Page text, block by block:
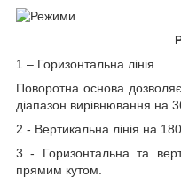
1 – Горизонтальна лінія.
Поворотна основа
діапазон вирівнювання на
2 - Вертикальна лінія на
3 - Горизонтальна та
прямим кутом.